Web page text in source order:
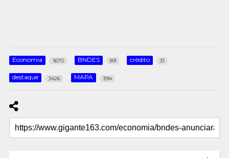
Economia 1670 BNDES 89 crédito 31
destaque 3426 MAPA 394